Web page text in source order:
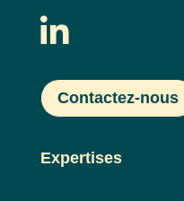

Contactez-nous
Expertises